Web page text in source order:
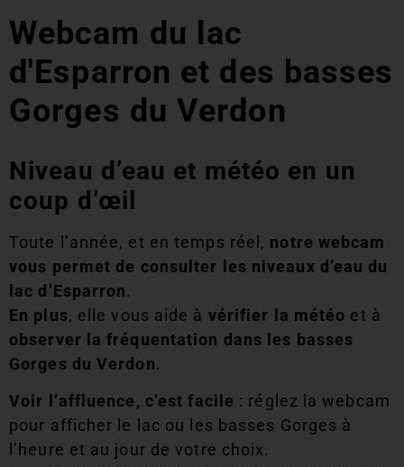
Webcam du lac
d'Esparron et des basses
Gorges du Verdon
Niveau d’eau et météo en un
coup d’œil
Toute l’année, et en temps réel, notre webcam
vous permet de consulter les niveaux d’eau du
lac d’Esparron.
En plus, elle vous aide à vérifier la météo et à
observer la fréquentation dans les basses
Gorges du Verdon.
Voir l’affluence, c’est facile : réglez la webcam
pour afficher le lac ou les basses Gorges à
l’heure et au jour de votre choix.